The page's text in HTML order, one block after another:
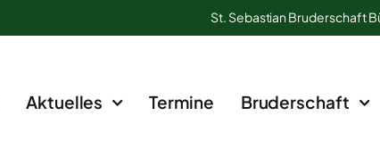
St. Sebastian Bruderschaft
Aktuelles Termine Bruderschaft